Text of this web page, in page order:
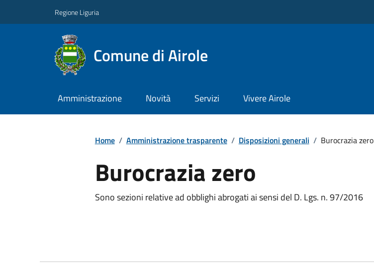
Regione Liguria
Comune di Airole
Amministrazione Novità Servizi Vivere Airole
Home / Amministrazione trasparente / Disposizioni generali / Burocrazia zero
Burocrazia zero
Sono sezioni relative ad obblighi abrogati ai sensi del D. Lgs. n. 97/2016